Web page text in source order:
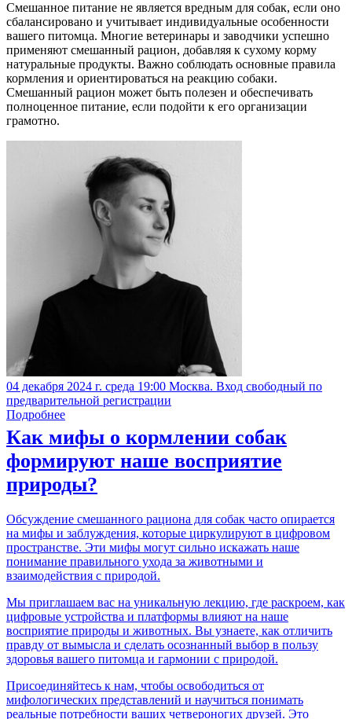
Смешанное питание не является вредным для собак, если оно
сбалансировано и учитывает индивидуальные особенности
вашего питомца. Многие ветеринары и заводчики успешно
применяют смешанный рацион, добавляя к сухому корму
натуральные продукты. Важно соблюдать основные правила
кормления и ориентироваться на реакцию собаки.
Смешанный рацион может быть полезен и обеспечивать
полноценное питание, если подойти к его организации
грамотно.
04 декабря 2024 г. среда 19:00 Москва. Вход свободный по
предварительной регистрации
Подробнее
Как мифы о кормлении собак
формируют наше восприятие
природы?
Обсуждение смешанного рациона для собак часто опирается
на мифы и заблуждения, которые циркулируют в цифровом
пространстве. Эти мифы могут сильно искажать наше
понимание правильного ухода за животными и
взаимодействия с природой.
Мы приглашаем вас на уникальную лекцию, где раскроем, как
цифровые устройства и платформы влияют на наше
восприятие природы и животных. Вы узнаете, как отличить
правду от вымысла и сделать осознанный выбор в пользу
здоровья вашего питомца и гармонии с природой.
Присоединяйтесь к нам, чтобы освободиться от
мифологических представлений и научиться понимать
реальные потребности ваших четвероногих друзей. Это